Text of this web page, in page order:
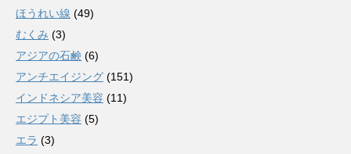
ほうれい線 (49)
むくみ (3)
アジアの石鹸 (6)
アンチエイジング (151)
インドネシア美容 (11)
エジプト美容 (5)
エラ (3)